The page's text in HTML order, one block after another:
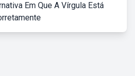
Em Que A Vírgula Está